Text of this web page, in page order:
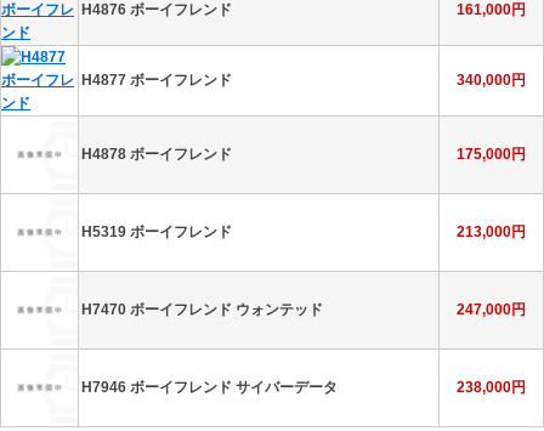
H7481 J12 マドモワゼル ラパウザ 640,000円
H7988 J12 サイバネティック 982,000円
H7990 J12 コズミック 385,000円
H9541 J12 キャリバー12.1 863,000円
H9632 J12 BLEU キャリバー12.1 870,000円
H3749 プルミエール ロック 171,000円
H4557 プルミエール 127,000円
H6360 プルミエール ロック 190,000円
H6951 プルミエール
352,000円
H7022 プルミエール
330,000円
H4876 ボーイフレンド 161,000円
H4877 ボーイフレンド 340,000円
H4878 ボーイフレンド 175,000円
H5319 ボーイフレンド 213,000円
H7470 ボーイフレンド ウォンテッド 247,000円
H7946 ボーイフレンド サイバーデータ 238,000円